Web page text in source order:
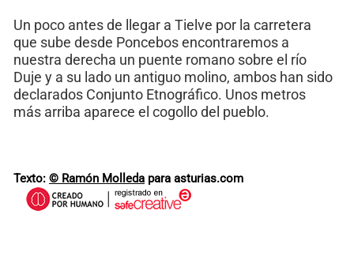
Un poco antes de llegar a Tielve por la carretera
que sube desde Poncebos encontraremos a
nuestra derecha un puente romano sobre el río
Duje y a su lado un antiguo molino, ambos han sido
declarados Conjunto Etnográfico. Unos metros
más arriba aparece el cogollo del pueblo.
Texto: © Ramón Molleda para asturias.com